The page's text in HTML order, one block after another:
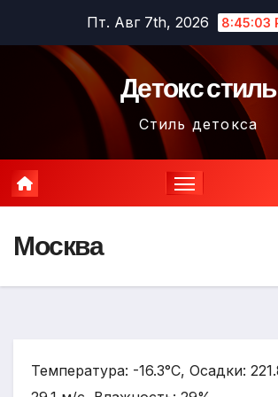
содержимому
Пт. Авг 7th, 2026 8:45:04
Детокс стиль
Стиль детокса
Москва
Температура: -16.3°C, Осадки: